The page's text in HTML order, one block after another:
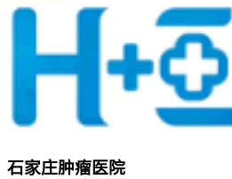
石家庄肿瘤医院